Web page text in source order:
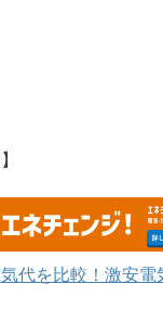
代を比較！激安